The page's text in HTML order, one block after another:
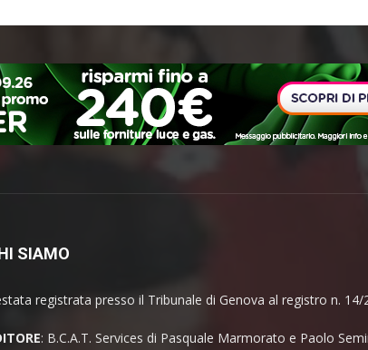
SIAMO
registrata presso il Tribunale di Genova al registro n.
: B.C.A.T. Services di Pasquale Marmorato e Paolo